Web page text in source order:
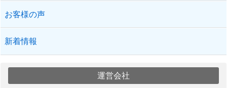
お客様の声
新着情報
運営会社